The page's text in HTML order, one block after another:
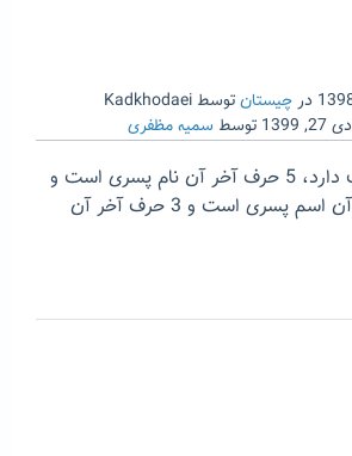
درچیستانتوسط Kadkhodaei
دی 27, 1399 توسط سمیه مظفری
نام شهری که 6 حرف دارد، 5 حرف آخر آن نام پسری است و
باز هم 4 حرف آخر آن اسم پسری است و 3 حرف آخر آن